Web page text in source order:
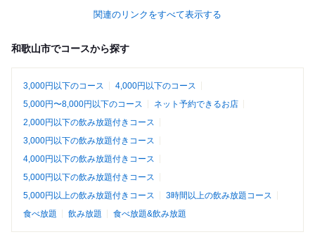
関連のリンクをすべて表示する
和歌山市でコースから探す
3,000円以下のコース
4,000円以下のコース
5,000円〜8,000円以下のコース
ネット予約できるお店
2,000円以下の飲み放題付きコース
3,000円以下の飲み放題付きコース
4,000円以下の飲み放題付きコース
5,000円以下の飲み放題付きコース
5,000円以上の飲み放題付きコース
3時間以上の飲み放題コース
食べ放題
飲み放題 食べ放題&飲み放題